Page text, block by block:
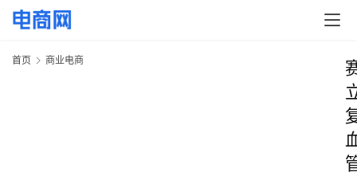
首页 商业电商